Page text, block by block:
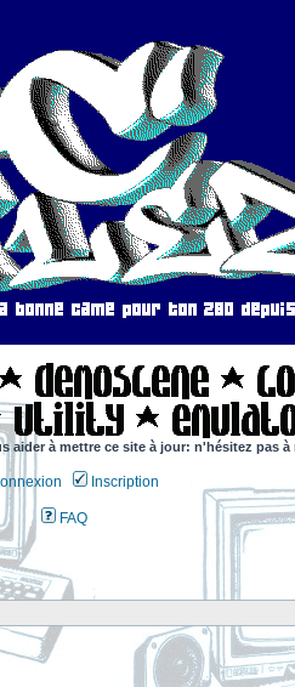
aider à mettre ce site à jour: n'hésitez pas à
Inscription
FAQ